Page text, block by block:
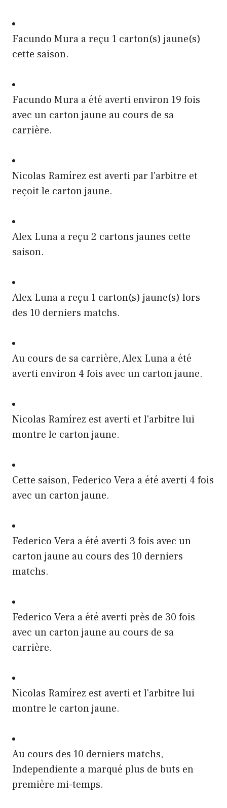
Facundo Mura a reçu 1 carton(s) jaune(s)
cette saison.
Facundo Mura a été averti environ 19 fois
avec un carton jaune au cours de sa
carrière.
Nicolas Ramírez est averti par l'arbitre et
reçoit le carton jaune.
Alex Luna a reçu 2 cartons jaunes cette
saison.
Alex Luna a reçu 1 carton(s) jaune(s) lors
des 10 derniers matchs.
Au cours de sa carrière, Alex Luna a été
averti environ 4 fois avec un carton jaune.
Nicolas Ramírez est averti et l'arbitre lui
montre le carton jaune.
Cette saison, Federico Vera a été averti 4 fois
avec un carton jaune.
Federico Vera a été averti 3 fois avec un
carton jaune au cours des 10 derniers
matchs.
Federico Vera a été averti près de 30 fois
avec un carton jaune au cours de sa
carrière.
Nicolas Ramírez est averti et l'arbitre lui
montre le carton jaune.
Au cours des 10 derniers matchs,
Independiente a marqué plus de buts en
première mi-temps.